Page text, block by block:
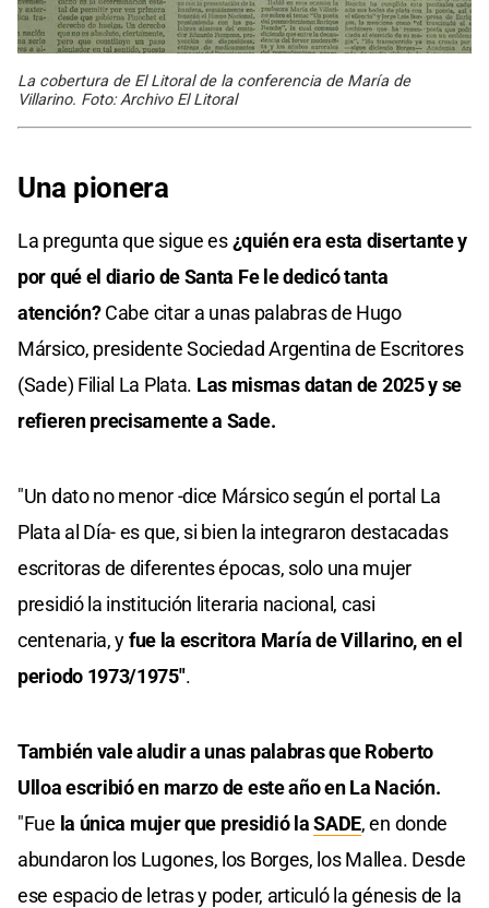
La cobertura de El Litoral de la conferencia de María de
Villarino. Foto: Archivo El Litoral
Una pionera
La pregunta que sigue es¿quién era esta disertante y
por qué el diario de Santa Fe le dedicó tanta
atención?Cabe citar a unas palabras de Hugo
Mársico, presidente Sociedad Argentina de Escritores
(Sade) Filial La Plata. Las mismas datan de 2025 y se
refieren precisamente a Sade.
"Un dato no menor -dice Mársico según el portal La
Plata al Día- es que, si bien la integraron destacadas
escritoras de diferentes épocas, solo una mujer
presidió la institución literaria nacional, casi
centenaria, yfue la escritora María de Villarino, en el
periodo 1973/1975".
También vale aludir a unas palabras que Roberto
Ulloa escribió en marzo de este año en La Nación.
"Fue la única mujer que presidió laSADE, en donde
abundaron los Lugones, los Borges, los Mallea. Desde
ese espacio de letras y poder, articuló la génesis de la